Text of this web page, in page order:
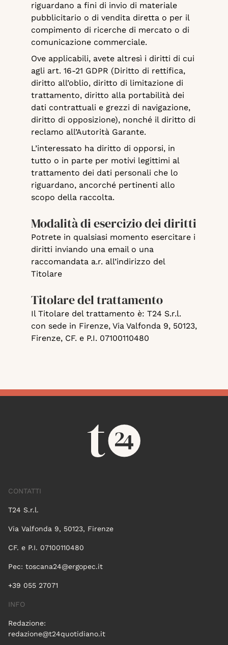
riguardano a fini di invio di materiale
pubblicitario o di vendita diretta o per il
compimento di ricerche di mercato o di
comunicazione commerciale.
Ove applicabili, avete altresì i diritti di cui
agli art. 16-21 GDPR (Diritto di rettifica,
diritto all’oblio, diritto di limitazione di
trattamento, diritto alla portabilità dei
dati contrattuali e grezzi di navigazione,
diritto di opposizione), nonché il diritto di
reclamo all’Autorità Garante.
L’interessato ha diritto di opporsi, in
tutto o in parte per motivi legittimi al
trattamento dei dati personali che lo
riguardano, ancorché pertinenti allo
scopo della raccolta.
Modalità di esercizio dei diritti
Potrete in qualsiasi momento esercitare i
diritti inviando una email o una
raccomandata a.r. all’indirizzo del
Titolare
Titolare del trattamento
Il Titolare del trattamento è: T24 S.r.l.
con sede in Firenze, Via Valfonda 9, 50123,
Firenze, CF. e P.I. 07100110480
CONTATTI
T24 S.r.l.
Via Valfonda 9, 50123, Firenze
CF. e P.I. 07100110480
Pec: toscana24@ergopec.it
+39 055 27071
INFO
Redazione:
redazione@t24quotidiano.it